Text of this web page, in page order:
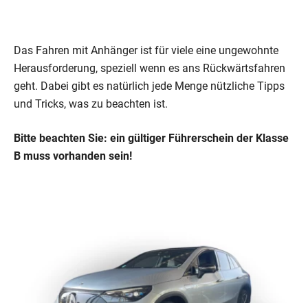
Das Fahren mit Anhänger ist für viele eine ungewohnte
Herausforderung, speziell wenn es ans Rückwärtsfahren
geht. Dabei gibt es natürlich jede Menge nützliche Tipps
und Tricks, was zu beachten ist.
Bitte beachten Sie: ein gültiger Führerschein der Klasse
B muss vorhanden sein!